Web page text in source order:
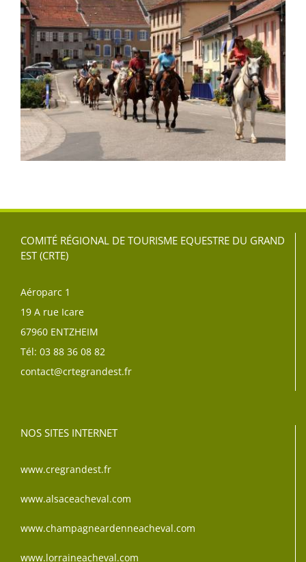
COMITÉ RÉGIONAL DE TOURISME EQUESTRE DU GRAND
EST (CRTE)
Aéroparc 1
19 A rue Icare
67960 ENTZHEIM
Tél: 03 88 36 08 82
contact@crtegrandest.fr
NOS SITES INTERNET
www.cregrandest.fr
www.alsaceacheval.com
www.champagneardenneacheval.com
www.lorraineacheval.com